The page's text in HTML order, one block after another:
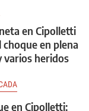
en Cipolletti
en plena
varios heridos
en Cipolletti: